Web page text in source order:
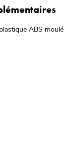
ABS moulé